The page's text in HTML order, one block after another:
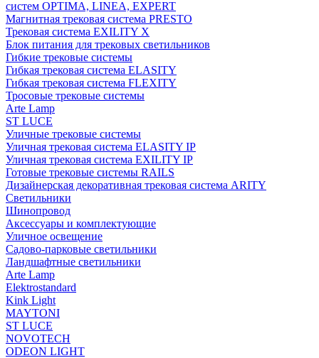
систем OPTIMA, LINEA, EXPERT
Магнитная трековая система PRESTO
Трековая система EXILITY X
Блок питания для трековых светильников
Гибкие трековые системы
Гибкая трековая система ELASITY
Гибкая трековая система FLEXITY
Тросовые трековые системы
Arte Lamp
ST LUCE
Уличные трековые системы
Уличная трековая система ELASITY IP
Уличная трековая система EXILITY IP
Готовые трековые системы RAILS
Дизайнерская декоративная трековая система ARITY
Светильники
Шинопровод
Аксессуары и комплектующие
Уличное освещение
Садово-парковые светильники
Ландшафтные светильники
Arte Lamp
Elektrostandard
Kink Light
MAYTONI
ST LUCE
NOVOTECH
ODEON LIGHT